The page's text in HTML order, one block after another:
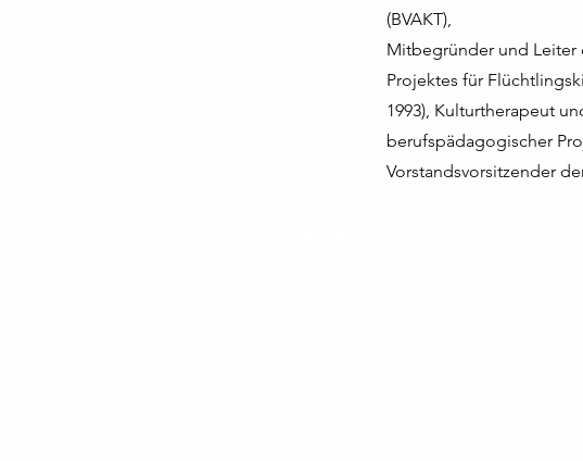
(BVAKT),
Mitbegründer und Leiter
Projektes für
1993), Kulturtherapeut
berufspädagogischer
Vorstandsvorsitzender